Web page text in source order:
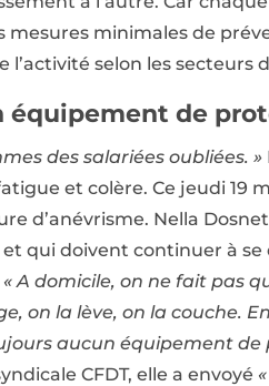
mesures minimales de
l’activité selon les secteurs
équipement de
des salariées oubliées. »
et colère. Ce jeudi 19
d’anévrisme. Nella
qui doivent continuer à
« A domicile, on ne fait pas
on la lève, on la couche.
aucun équipement de
CFDT, elle a envoyé